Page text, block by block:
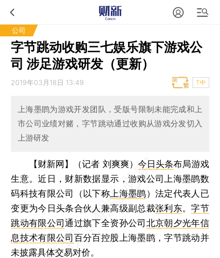
公司
字节跳动收购三七娱乐旗下游戏公
司 涉足游戏研发（更新）
2019年03月18日 13:49 T中
上海墨鹍为游戏开发团队，受版号限制未能完成和上
市公司业绩对赌，字节跳动通过收购从游戏分发切入
上游研发
【财新网】（记者 刘爽爽） 今日头条布局游戏
生意。近日，财新数据显示，游戏公司上海墨鹍数
码科技有限公司（以下称 上海墨鹍）法定代表人已
变更为今日头条合伙人兼高级副总裁张利东。字节
跳动有限公司通过旗下全资孙公司 北京朝夕光年信
息技术有限公司 百分百控股上海墨鹍，字节跳动并
未披露具体交易对价。